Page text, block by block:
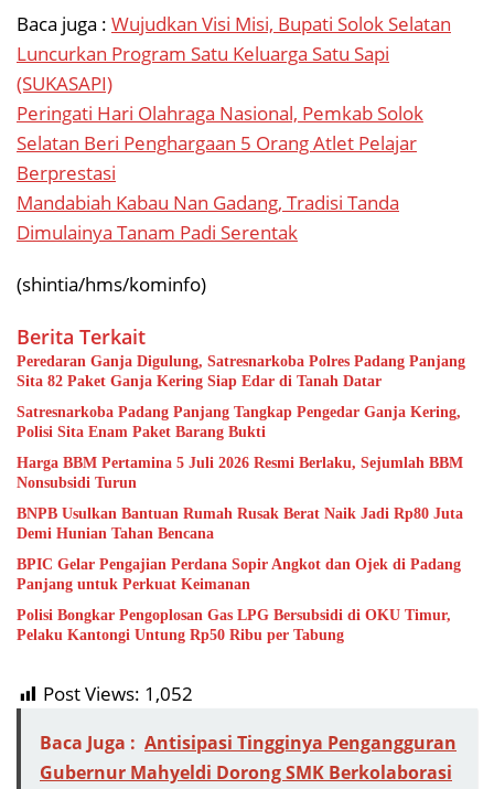
Baca juga : Wujudkan Visi Misi, Bupati Solok Selatan
Luncurkan Program Satu Keluarga Satu Sapi
(SUKASAPI)
Peringati Hari Olahraga Nasional, Pemkab Solok
Selatan Beri Penghargaan 5 Orang Atlet Pelajar
Berprestasi
Mandabiah Kabau Nan Gadang, Tradisi Tanda
Dimulainya Tanam Padi Serentak
(shintia/hms/kominfo)
Berita Terkait
Peredaran Ganja Digulung, Satresnarkoba Polres Padang Panjang
Sita 82 Paket Ganja Kering Siap Edar di Tanah Datar
Satresnarkoba Padang Panjang Tangkap Pengedar Ganja Kering,
Polisi Sita Enam Paket Barang Bukti
Harga BBM Pertamina 5 Juli 2026 Resmi Berlaku, Sejumlah BBM
Nonsubsidi Turun
BNPB Usulkan Bantuan Rumah Rusak Berat Naik Jadi Rp80 Juta
Demi Hunian Tahan Bencana
BPIC Gelar Pengajian Perdana Sopir Angkot dan Ojek di Padang
Panjang untuk Perkuat Keimanan
Polisi Bongkar Pengoplosan Gas LPG Bersubsidi di OKU Timur,
Pelaku Kantongi Untung Rp50 Ribu per Tabung
Post Views: 1,052
Baca Juga : Antisipasi Tingginya Pengangguran
Gubernur Mahyeldi Dorong SMK Berkolaborasi